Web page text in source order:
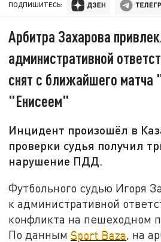
ПОДПИШИТЕСЬ:
Арбитра Захарова
административной
снят с ближайшего
"Енисеем"
Инцидент произошёл в
проверки судья получил
нарушение ПДД.
Футбольного судью Игоря
к административной
конфликта на пешеходном
По даннымSport Baza, на